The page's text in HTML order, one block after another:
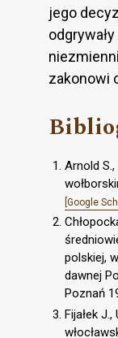
jego
zakonowi
Arnold
[Google
polskiej,
dawnej
Poznań
Fijałek